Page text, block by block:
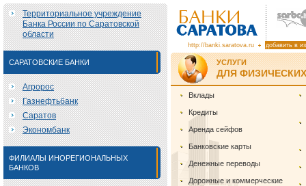
Территориальное учреждение
Банка России по Саратовской
области
САРАТОВСКИЕ БАНКИ
Агророс
Газнефтьбанк
Саратов
Экономбанк
ФИЛИАЛЫ ИНОРЕГИОНАЛЬНЫХ
БАНКОВ
http://banki.saratova.ru добавить в
УСЛУГИ
ДЛЯ
Вклады
Кредиты
Аренда сейфов
Банковские карты
Денежные переводы
Дорожные и коммерческие